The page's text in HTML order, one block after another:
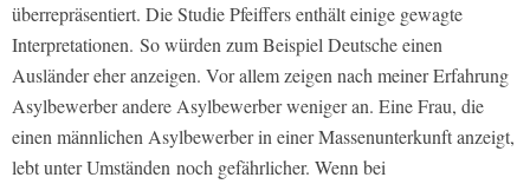
überrepräsentiert. Die Studie Pfeiffers enthält einige gewagte
Interpretationen. So würden zum Beispiel Deutsche einen
Ausländer eher anzeigen. Vor allem zeigen nach meiner Erfahrung
Asylbewerber andere Asylbewerber weniger an. Eine Frau, die
einen männlichen Asylbewerber in einer Massenunterkunft anzeigt,
lebt unter Umständen noch gefährlicher. Wenn bei